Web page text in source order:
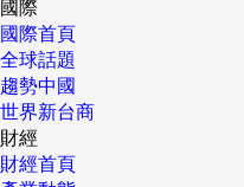
國際
國際首頁
全球話題
趨勢中國
世界新台商
財經
財經首頁